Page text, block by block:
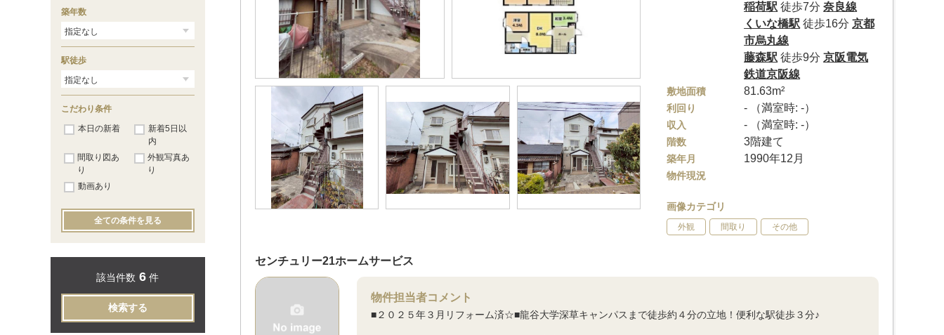
稲荷駅 徒歩7分奈良線
くいな橋駅 徒歩16分京都
市烏丸線
藤森駅 徒歩9分京阪電気
鉄道京阪線
敷地面積 81.63m²
利回り - （満室時: -）
収入 - （満室時: -）
階数 3階建て
築年月 1990年12月
物件現況
画像カテゴリ
外観 間取り その他
センチュリー21ホームサービス
物件担当者コメント
■２０２５年３月リフォーム済☆■龍谷大学深草キャンパスまで徒歩約４分の立地！便利な駅徒歩３分♪
築年数
駅徒歩
こだわり条件
本日の新着
新着5日以
内
間取り図あ
り
外観写真あ
り
動画あり
全ての条件を見る
該当件数 6 件
検索する